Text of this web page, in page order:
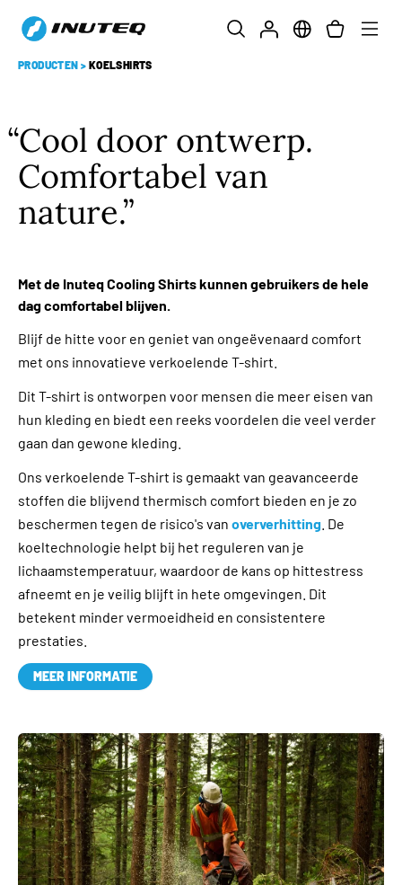
PRODUCTEN > KOELSHIRTS
Cool door ontwerp.
Comfortabel van
nature.
Met de Inuteq Cooling Shirts kunnen gebruikers de hele
dag comfortabel blijven.
Blijf de hitte voor en geniet van ongeëvenaard comfort
met ons innovatieve verkoelende T-shirt.
Dit T-shirt is ontworpen voor mensen die meer eisen van
hun kleding en biedt een reeks voordelen die veel verder
gaan dan gewone kleding.
Ons verkoelende T-shirt is gemaakt van geavanceerde
stoffen die blijvend thermisch comfort bieden en je zo
beschermen tegen de risico's van oververhitting . De
koeltechnologie helpt bij het reguleren van je
lichaamstemperatuur, waardoor de kans op hittestress
afneemt en je veilig blijft in hete omgevingen. Dit
betekent minder vermoeidheid en consistentere
prestaties.
MEER INFORMATIE